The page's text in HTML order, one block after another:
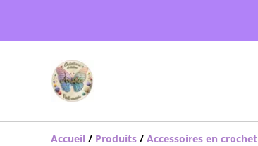
Accueil / Produits / Accessoires en crochet